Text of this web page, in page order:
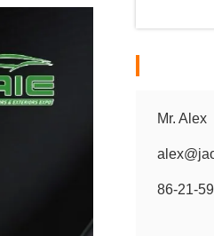
Mr. Alex
86-21-